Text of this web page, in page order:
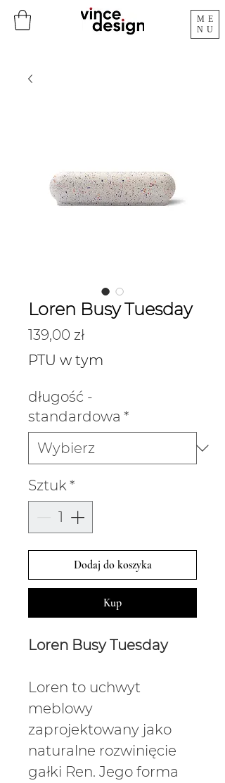
ME
NU
Loren Busy Tuesday
139,00 złCena
PTU w tym
długość -
standardowa *
Sztuk *
Dodaj do koszyka
Kup
Loren Busy Tuesday
Loren to uchwyt
meblowy
zaprojektowany jako
naturalne rozwinięcie
gałki Ren. Jego forma